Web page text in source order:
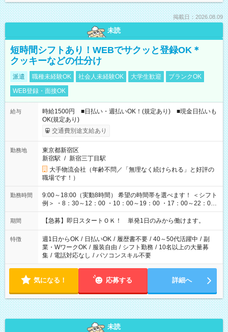
掲載日：2026.08.09
未読
短時間シフトあり！WEBでサクッと登録OK＊
クッキーなどの仕分け
派遣 職種未経験OK 社会人未経験OK 大学生歓迎
ブランクOK
WEB登録・面接OK
給与
時給1500円 ■日払い・週払いOK！(規定あり) ■現金日払いも
OK(規定あり)
交通費別途支給あり
勤務地
東京都新宿区
新宿駅 / 新宿三丁目駅
大手物流会社（年齢不問／「無理なく続けられる」と好評の
職場です！）
勤務時間
9:00～18:00（実動8時間） 希望の時間帯を選べます！ ＜シフト
例＞ ・8：30～12：00 ・10：00～19：00 ・17：00～22：00
・13：00～22：00 ・22：00～翌6：00 など
期間 【急募】即日スタートＯＫ！ 単発1日のみから働けます。
特徴 週1日からOK / 日払いOK / 履歴書不要 / 40～50代活躍中 / 副
業・WワークOK / 服装自由 / シフト勤務 / 10名以上の大量募
集 / 電話対応なし / パソコンスキル不要
気になる！ 応募する 詳細へ
未読